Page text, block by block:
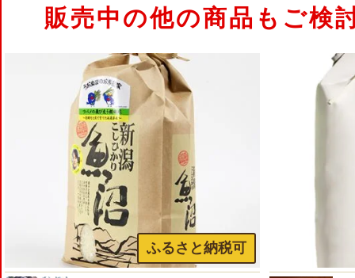
販売中の他の商品もご検
ふるさと納税可